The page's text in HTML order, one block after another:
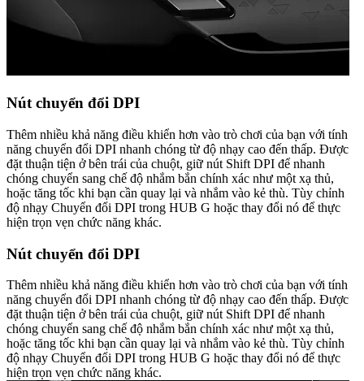
Nút chuyển đổi DPI
Thêm nhiều khả năng điều khiển hơn vào trò chơi của bạn với tính
năng chuyển đổi DPI nhanh chóng từ độ nhạy cao đến thấp. Được
đặt thuận tiện ở bên trái của chuột, giữ nút Shift DPI để nhanh
chóng chuyển sang chế độ nhắm bắn chính xác như một xạ thủ,
hoặc tăng tốc khi bạn cần quay lại và nhắm vào kẻ thù. Tùy chỉnh
độ nhạy Chuyển đổi DPI trong HUB G hoặc thay đổi nó để thực
hiện trọn vẹn chức năng khác.
Nút chuyển đổi DPI
Thêm nhiều khả năng điều khiển hơn vào trò chơi của bạn với tính
năng chuyển đổi DPI nhanh chóng từ độ nhạy cao đến thấp. Được
đặt thuận tiện ở bên trái của chuột, giữ nút Shift DPI để nhanh
chóng chuyển sang chế độ nhắm bắn chính xác như một xạ thủ,
hoặc tăng tốc khi bạn cần quay lại và nhắm vào kẻ thù. Tùy chỉnh
độ nhạy Chuyển đổi DPI trong HUB G hoặc thay đổi nó để thực
hiện trọn vẹn chức năng khác.